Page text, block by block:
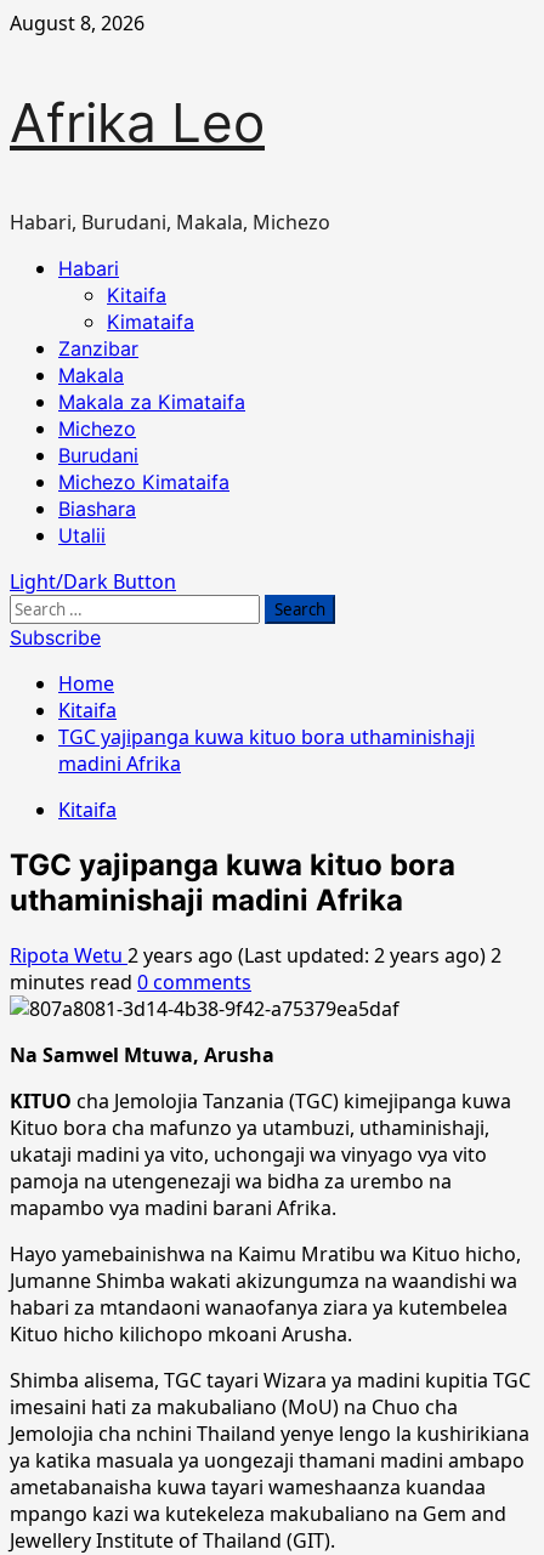
Skip
August 8, 2026
Afrika Leo
Habari, Burudani, Makala, Michezo
PrimaryHabari
Kitaifa
Kimataifa
Zanzibar
Makala
Makala za Kimataifa
Michezo
Burudani
Michezo Kimataifa
Biashara
Utalii
Light/Dark Button
Search
for:
Subscribe
Home
Kitaifa
TGC yajipanga kuwa kituo bora uthaminishaji
madini Afrika
Kitaifa
TGC yajipanga kuwa kituo bora
uthaminishaji madini Afrika
Ripota Wetu 2 years ago (Last updated: 2 years ago)2
minutes read 0 comments
Na Samwel Mtuwa, Arusha
KITUO cha Jemolojia Tanzania (TGC) kimejipanga kuwa
Kituo bora cha mafunzo ya utambuzi, uthaminishaji,
ukataji madini ya vito, uchongaji wa vinyago vya vito
pamoja na utengenezaji wa bidha za urembo na
mapambo vya madini barani Afrika.
Hayo yamebainishwa na Kaimu Mratibu wa Kituo hicho,
Jumanne Shimba wakati akizungumza na waandishi wa
habari za mtandaoni wanaofanya ziara ya kutembelea
Kituo hicho kilichopo mkoani Arusha.
Shimba alisema, TGC tayari Wizara ya madini kupitia TGC
imesaini hati za makubaliano (MoU) na Chuo cha
Jemolojia cha nchini Thailand yenye lengo la kushirikiana
ya katika masuala ya uongezaji thamani madini ambapo
ametabanaisha kuwa tayari wameshaanza kuandaa
mpango kazi wa kutekeleza makubaliano na Gem and
Jewellery Institute of Thailand (GIT).